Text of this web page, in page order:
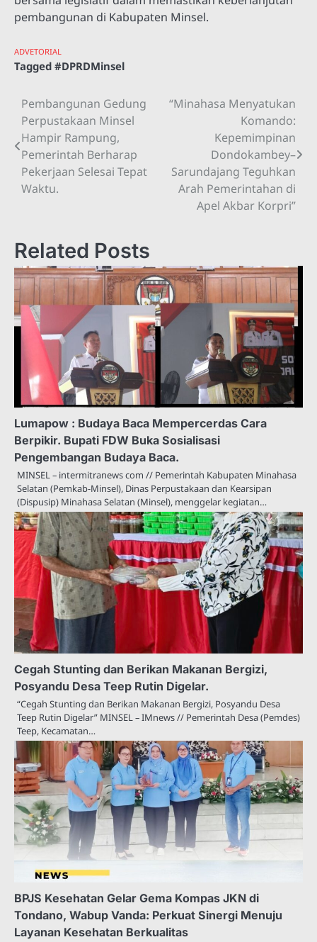
pembangunan di Kabupaten Minsel.
ADVETORIAL
Tagged #DPRDMinsel
Navigasi
pos
Pembangunan Gedung
Perpustakaan Minsel
Hampir Rampung,
Pemerintah Berharap
Pekerjaan Selesai Tepat
Waktu.
“Minahasa Menyatukan
Komando:
Kepemimpinan
Dondokambey–
Sarundajang Teguhkan
Arah Pemerintahan di
Apel Akbar Korpri”
Related Posts
Lumapow : Budaya Baca Mempercerdas Cara
Berpikir. Bupati FDW Buka Sosialisasi
Pengembangan Budaya Baca.
MINSEL – intermitranews com // Pemerintah Kabupaten Minahasa
Selatan (Pemkab-Minsel), Dinas Perpustakaan dan Kearsipan
(Dispusip) Minahasa Selatan (Minsel), menggelar kegiatan…
Cegah Stunting dan Berikan Makanan Bergizi,
Posyandu Desa Teep Rutin Digelar.
“Cegah Stunting dan Berikan Makanan Bergizi, Posyandu Desa
Teep Rutin Digelar” MINSEL – IMnews // Pemerintah Desa (Pemdes)
Teep, Kecamatan…
BPJS Kesehatan Gelar Gema Kompas JKN di
Tondano, Wabup Vanda: Perkuat Sinergi Menuju
Layanan Kesehatan Berkualitas